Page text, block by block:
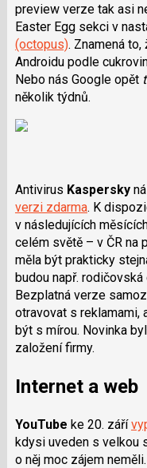
preview verze tak asi
Easter Egg sekci v
(octopus). Znamená
Androidu podle
Nebo nás Google opět
několik týdnů.
Antivirus Kaspersky
verzi zdarma. K
v následujících
celém světě – v ČR na
měla být prakticky
budou např. rodičovská
Bezplatná verze
otravovat s reklamami,
být s mírou. Novinka
založení firmy.
Internet a web
YouTube ke 20. září
kdysi uveden s velkou
o něj moc zájem